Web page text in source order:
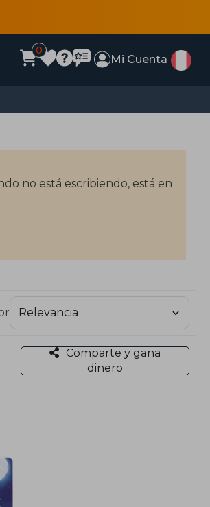
0
Mi Cuenta
no está escribiendo, está en
Comparte y gana
dinero